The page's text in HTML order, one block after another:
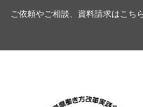
ご依頼やご相談、資料請求はこち